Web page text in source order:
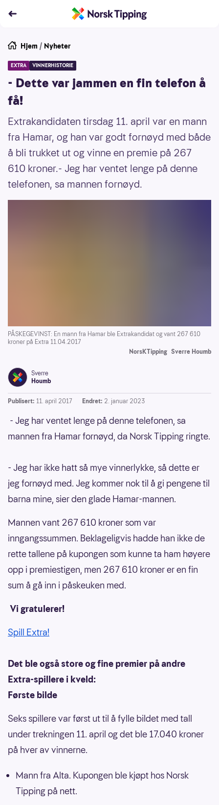
Hjem / Nyheter
EXTRA VINNERHISTORIE
- Dette var jammen en fin telefon å
få!
Extrakandidaten tirsdag 11. april var en mann
fra Hamar, og han var godt fornøyd med både
å bli trukket ut og vinne en premie på 267
610 kroner.- Jeg har ventet lenge på denne
telefonen, sa mannen fornøyd.
PÅSKEGEVINST: En mann fra Hamar ble Extrakandidat og vant 267 610
kroner på Extra 11.04.2017
NorsKTipping Sverre Houmb
Sverre
Houmb
Publisert: 11. april 2017 Endret: 2. januar 2023
- Jeg har ventet lenge på denne telefonen, sa
mannen fra Hamar fornøyd, da Norsk Tipping ringte.
- Jeg har ikke hatt så mye vinnerlykke, så dette er
jeg fornøyd med. Jeg kommer nok til å gi pengene til
barna mine, sier den glade Hamar-mannen.
Mannen vant 267 610 kroner som var
inngangssummen. Beklageligvis hadde han ikke de
rette tallene på kupongen som kunne ta ham høyere
opp i premiestigen, men 267 610 kroner er en fin
sum å gå inn i påskeuken med.
Vi gratulerer!
Spill Extra!
Det ble også store og fine premier på andre
Extra-spillere i kveld:
Første bilde
Seks spillere var først ut til å fylle bildet med tall
under trekningen 11. april og det ble 17.040 kroner
på hver av vinnerne.
Mann fra Alta. Kupongen ble kjøpt hos Norsk
Tipping på nett.